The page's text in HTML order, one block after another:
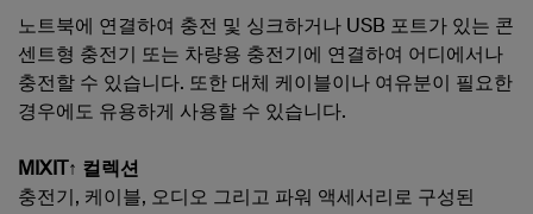
노트북에 연결하여 충전 및 싱크하거나 USB 포트가 있는 콘
센트형 충전기 또는 차량용 충전기에 연결하여 어디에서나
충전할 수 있습니다. 또한 대체 케이블이나 여유분이 필요한
경우에도 유용하게 사용할 수 있습니다.
MIXIT↑ 컬렉션
충전기, 케이블, 오디오 그리고 파워 액세서리로 구성된